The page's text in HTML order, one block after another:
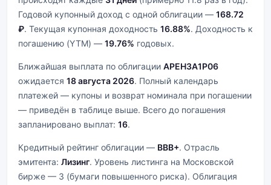
Годовой купонный доход с одной облигации — 168.72
₽. Текущая купонная доходность 16.88%. Доходность к
погашению (YTM) — 19.76% годовых.
Ближайшая выплата по облигации АРЕНЗА1Р06
ожидается 18 августа 2026. Полный календарь
платежей — купоны и возврат номинала при погашении
— приведён в таблице выше. Всего до погашения
запланировано выплат: 16.
Кредитный рейтинг облигации — BBB+. Отрасль
эмитента: Лизинг. Уровень листинга на Московской
бирже — 3 (бумаги повышенного риска). Облигация